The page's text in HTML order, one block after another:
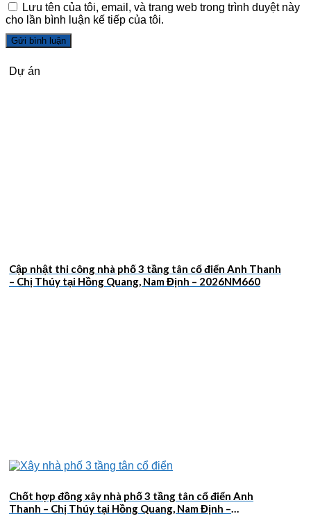
Lưu tên của tôi, email, và trang web trong trình duyệt này
cho lần bình luận kế tiếp của tôi.
Dự án
Cập nhật thi công nhà phố 3 tầng tân cổ điển Anh Thanh
– Chị Thúy tại Hồng Quang, Nam Định – 2026NM660
Chốt hợp đồng xây nhà phố 3 tầng tân cổ điển Anh
Thanh – Chị Thúy tại Hồng Quang, Nam Định –